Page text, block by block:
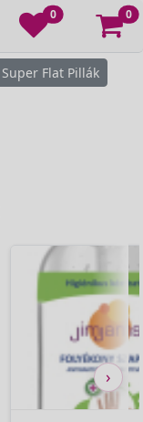
0 0
Super Flat Pillák
›